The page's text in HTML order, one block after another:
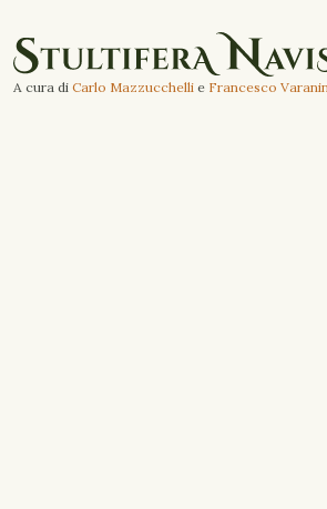
A cura di Carlo Mazzucchelli e Francesco